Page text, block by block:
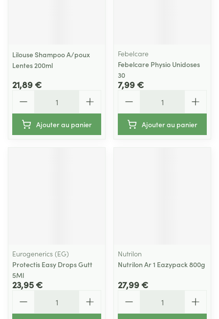
Lilouse Shampoo A/poux
Lentes 200ml
21,89 €
Ajouter au panier
Febelcare
Febelcare Physio Unidoses
30
7,99 €
Ajouter au panier
Eurogenerics (EG)
Protectis Easy Drops Gutt
5Ml
23,95 €
Nutrilon
Nutrilon Ar 1 Eazypack 800g
27,99 €